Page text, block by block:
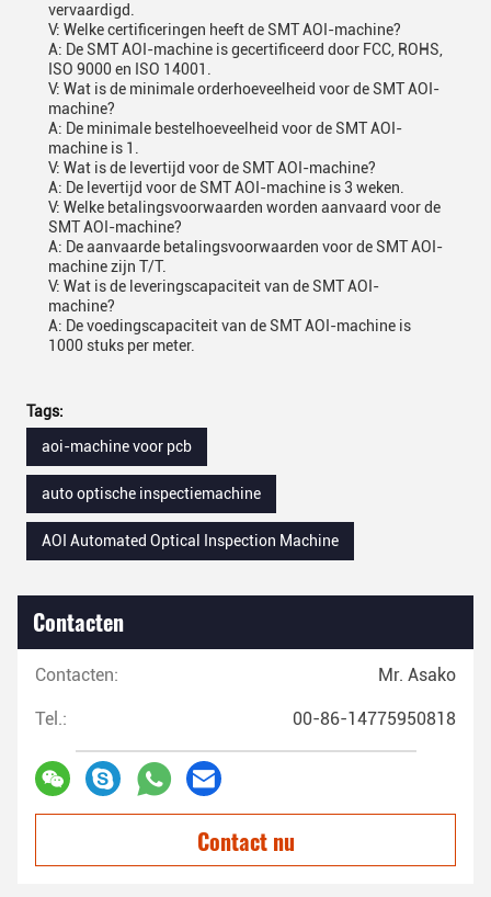
vervaardigd.
V: Welke certificeringen heeft de SMT AOI-machine?
A: De SMT AOI-machine is gecertificeerd door FCC, ROHS,
ISO 9000 en ISO 14001.
V: Wat is de minimale orderhoeveelheid voor de SMT AOI-
machine?
A: De minimale bestelhoeveelheid voor de SMT AOI-
machine is 1.
V: Wat is de levertijd voor de SMT AOI-machine?
A: De levertijd voor de SMT AOI-machine is 3 weken.
V: Welke betalingsvoorwaarden worden aanvaard voor de
SMT AOI-machine?
A: De aanvaarde betalingsvoorwaarden voor de SMT AOI-
machine zijn T/T.
V: Wat is de leveringscapaciteit van de SMT AOI-
machine?
A: De voedingscapaciteit van de SMT AOI-machine is
1000 stuks per meter.
Tags:
aoi-machine voor pcb
auto optische inspectiemachine
AOI Automated Optical Inspection Machine
Contacten
Contacten: Mr. Asako
Tel.: 00-86-14775950818
Contact nu